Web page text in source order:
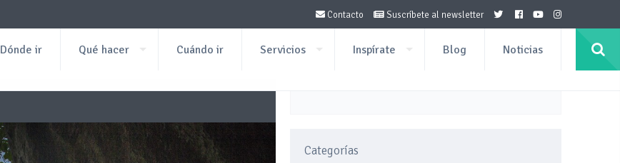
Contacto Suscríbete al newsletter
Dónde ir Qué hacer Cuándo ir Servicios Inspírate Blog Noticias
Categorías